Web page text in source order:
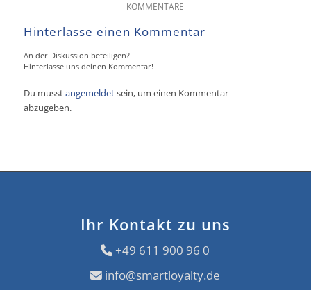
KOMMENTARE
Hinterlasse einen Kommentar
An der Diskussion beteiligen?
Hinterlasse uns deinen Kommentar!
Du musstangemeldetsein, um einen Kommentar
abzugeben.
Ihr Kontakt zu uns
+49 611 900 96 0
info@smartloyalty.de